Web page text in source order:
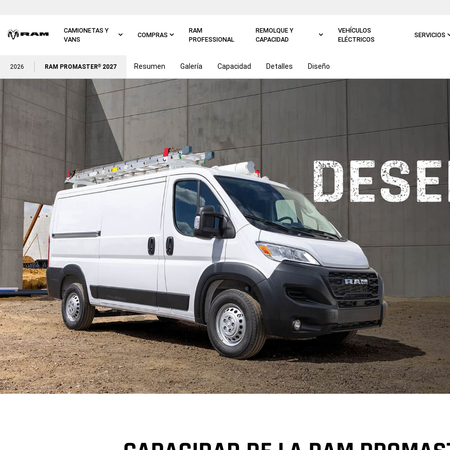
CAMIONETAS Y
VANS
COMPRAS
RAM
PROFESSIONAL
REMOLQUE Y
CAPACIDAD
VEHÍCULOS
ELÉCTRICOS
SERVICIOS
2026 RAM PROMASTER® 2027 Resumen Galería Capacidad Detalles Diseño